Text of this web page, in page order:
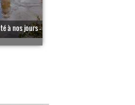
à nos jours -